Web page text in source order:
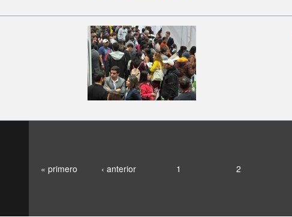
« primero ‹ anterior 1 2